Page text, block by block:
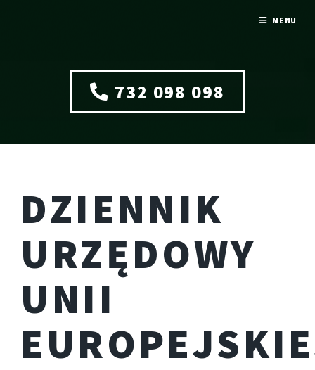
732 098 098
DZIENNIK
URZĘDOWY
UNII
MENU